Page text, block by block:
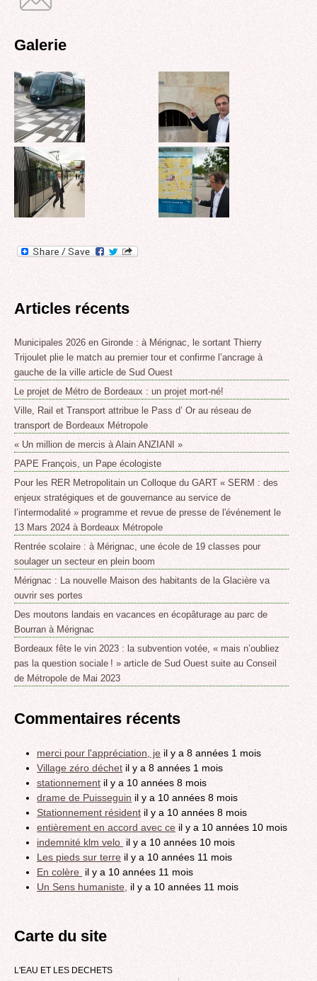
Galerie
Articles récents
Municipales 2026 en Gironde : à Mérignac, le sortant Thierry
Trijoulet plie le match au premier tour et confirme l’ancrage à
gauche de la ville article de Sud Ouest
Le projet de Métro de Bordeaux : un projet mort-né!
Ville, Rail et Transport attribue le Pass d’ Or au réseau de
transport de Bordeaux Métropole
« Un million de mercis à Alain ANZIANI »
PAPE François, un Pape écologiste
Pour les RER Metropolitain un Colloque du GART « SERM : des
enjeux stratégiques et de gouvernance au service de
l’intermodalité » programme et revue de presse de l'événement le
13 Mars 2024 à Bordeaux Métropole
Rentrée scolaire : à Mérignac, une école de 19 classes pour
soulager un secteur en plein boom
Mérignac : La nouvelle Maison des habitants de la Glacière va
ouvrir ses portes
Des moutons landais en vacances en écopâturage au parc de
Bourran à Mérignac
Bordeaux fête le vin 2023 : la subvention votée, « mais n’oubliez
pas la question sociale ! » article de Sud Ouest suite au Conseil
de Métropole de Mai 2023
Commentaires récents
merci pour l'appréciation, je il y a 8 années 1 mois
Village zéro déchet il y a 8 années 1 mois
stationnement il y a 10 années 8 mois
drame de Puisseguin il y a 10 années 8 mois
Stationnement résident il y a 10 années 8 mois
entièrement en accord avec ce il y a 10 années 10 mois
indemnité klm velo il y a 10 années 10 mois
Les pieds sur terre il y a 10 années 11 mois
En colère il y a 10 années 11 mois
Un Sens humaniste, il y a 10 années 11 mois
Carte du site
L'EAU ET LES DECHETS